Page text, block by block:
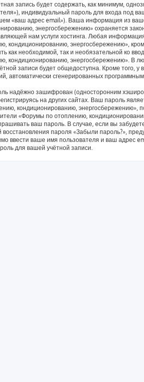
запись будет содержать, как минимум,
индивидуальный пароль для входа под
«ваш адрес email»). Ваша информация из
энергосбережению» охраняется
нам услуги хостинга. Любая
кондиционированию, энергосбережению»,
как необходимой, так и необязательной ко
кондиционированию, энергосбережению». В
записи будет общедоступна. Кроме того, у
автоматически сгенерированных
надёжно зашифрован (односторонним
на других сайтах. Ваш пароль
кондиционированию, энергосбережению»,
«Форумы по отоплению,
ваш пароль. В случае, если вы
восстановления пароля «Забыли пароль?»,
ввести ваше имя пользователя и ваш адрес
для вашей учётной записи.